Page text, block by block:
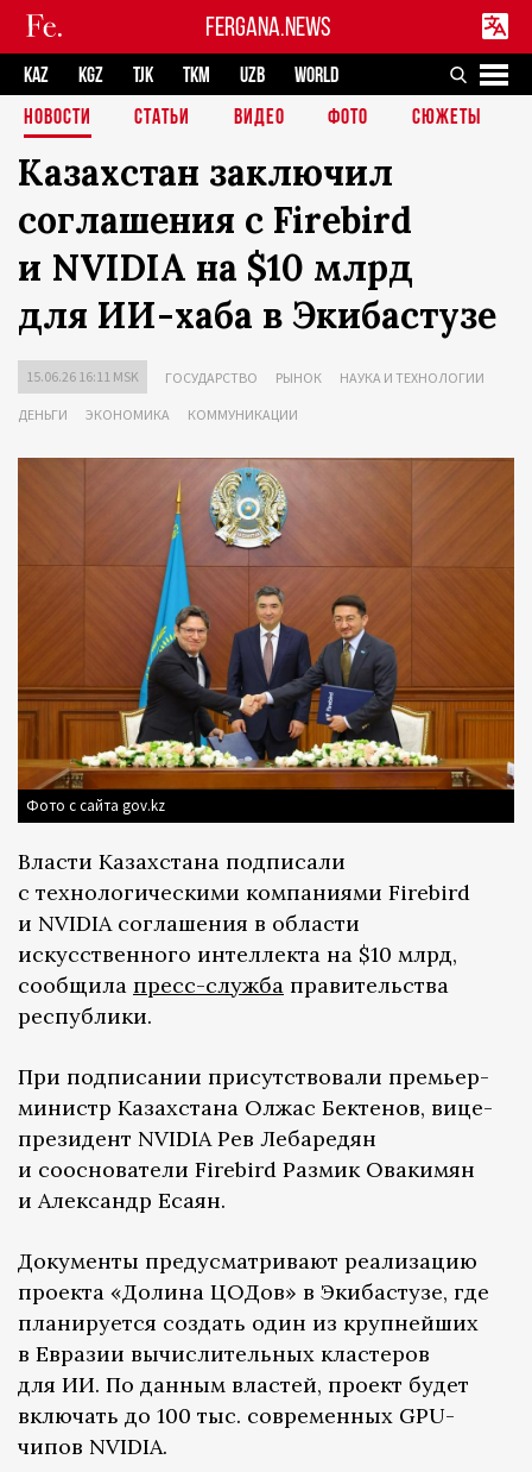
FERGANA.NEWS
KAZ KGZ TJK TKM UZB
WORLD
НОВОСТИ
СТАТЬИ ВИДЕО ФОТО СЮЖЕТЫ
Казахстан заключил
соглашения с Firebird
и NVIDIA на $10 млрд
для ИИ-хаба в Экибастузе
15.06.26 16:11 MSK ГОСУДАРСТВО РЫНОК НАУКА И ТЕХНОЛОГИИ
ДЕНЬГИ ЭКОНОМИКА КОММУНИКАЦИИ
Фото с сайта gov.kz
Власти Казахстана подписали
с технологическими компаниями Firebird
и NVIDIA соглашения в области
искусственного интеллекта на $10 млрд,
сообщила пресс-служба правительства
республики.
При подписании присутствовали премьер-
министр Казахстана Олжас Бектенов, вице-
президент NVIDIA Рев Лебаредян
и сооснователи Firebird Размик Овакимян
и Александр Есаян.
Документы предусматривают реализацию
проекта «Долина ЦОДов» в Экибастузе, где
планируется создать один из крупнейших
в Евразии вычислительных кластеров
для ИИ. По данным властей, проект будет
включать до 100 тыс. современных GPU-
чипов NVIDIA.